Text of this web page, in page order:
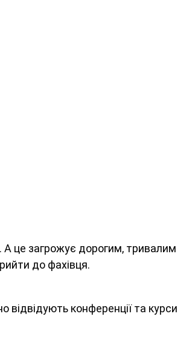
це загрожує дорогим, тривалим
до фахівця.
відвідують конференції та курси